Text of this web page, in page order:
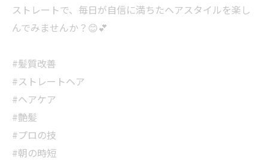
ストレートで、毎日が自信に満ちたヘアスタイルを楽し
んでみませんか？😊💕
#髪質改善
#ストレートヘア
#ヘアケア
#艶髪
#プロの技
#朝の時短